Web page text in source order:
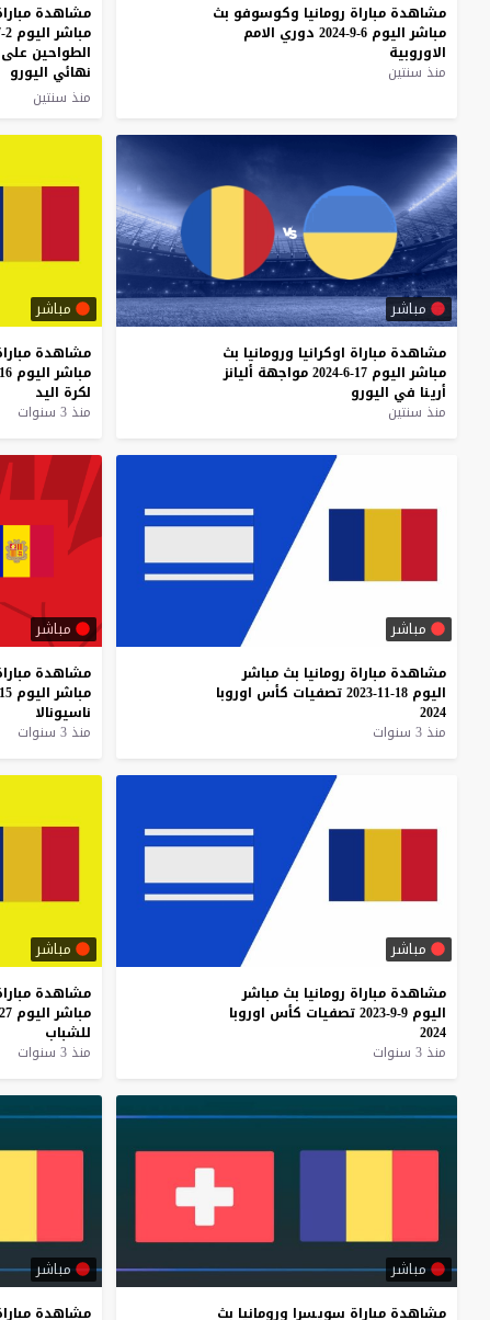
مشاهدة مباراة رومانيا وكوسوفو بث
مباشر اليوم 6-9-2024 دوري الامم
الاوروبية
منذ سنتين
مشاهدة
الطواحين على
نهائي اليورو
منذ سنتين
مباشر
مشاهدة مباراة اوكرانيا ورومانيا بث
مباشر اليوم 17-6-2024 مواجهة أليانز
أرينا في اليورو
منذ سنتين
مباشر
مشاهدة
مباشر اليوم 2024
لكرة اليد
منذ 3 سنوات
مباشر
مشاهدة مباراة رومانيا بث مباشر
اليوم 18-11-2023 تصفيات كأس اوروبا
2024
منذ 3 سنوات
مباشر
مشاهدة
مباشر اليوم 2023
ناسيونالا
منذ 3 سنوات
مباشر
مشاهدة مباراة رومانيا بث مباشر
اليوم 9-9-2023 تصفيات كأس اوروبا
2024
منذ 3 سنوات
مباشر
مشاهدة
مباشر اليوم 2023
للشباب
منذ 3 سنوات
مباشر
مشاهدة مباراة سويسرا ورومانيا بث
مباشر
مشاهدة